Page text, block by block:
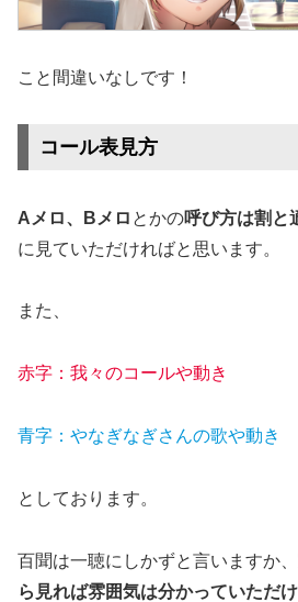
こと間違いなしです！
コール表見方
Aメロ、Bメロ とかの呼び方は割と
に見ていただければと思います。
また、
赤字：我々のコールや動き
青字：やなぎなぎさんの歌や動き
としております。
百聞は一聴にしかずと言いますか、
ら見れば雰囲気は分かっていただ